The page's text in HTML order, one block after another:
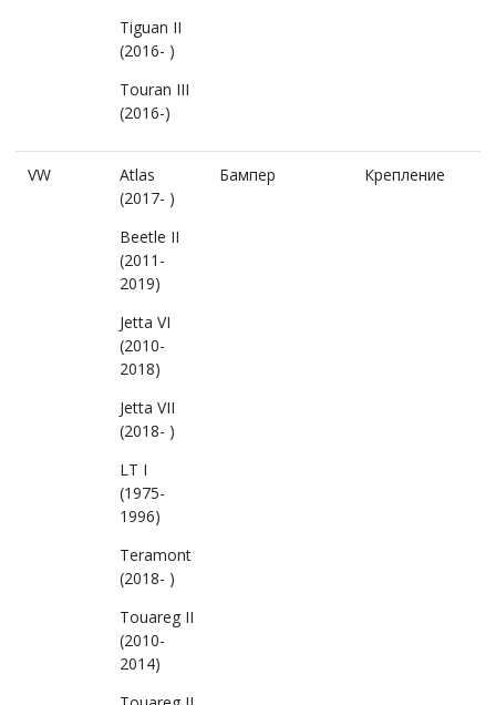
Tiguan II
(2016- )
Touran III
(2016-)
VW
Atlas
(2017- )
Beetle II
(2011-
2019)
Jetta VI
(2010-
2018)
Jetta VII
(2018- )
LT I
(1975-
1996)
Teramont
(2018- )
Touareg II
(2010-
2014)
Бампер Крепление